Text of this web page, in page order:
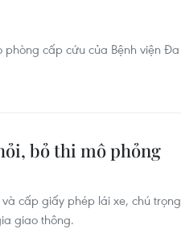
cấp cứu của Bệnh viện Đa
bỏ thi mô phỏng
cấp giấy phép lái xe, chú trọng
giao thông.